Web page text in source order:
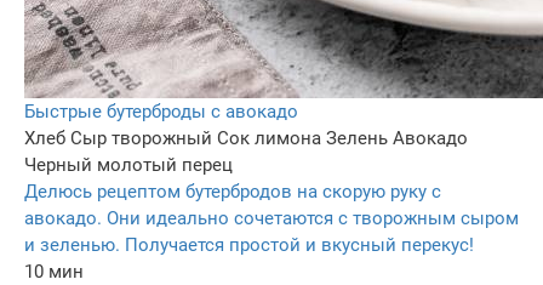
Быстрые бутерброды с авокадо
Хлеб Сыр творожный Сок лимона Зелень Авокадо
Черный молотый перец
Делюсь рецептом бутербродов на скорую руку с
авокадо. Они идеально сочетаются с творожным сыром
и зеленью. Получается простой и вкусный перекус!
10 мин